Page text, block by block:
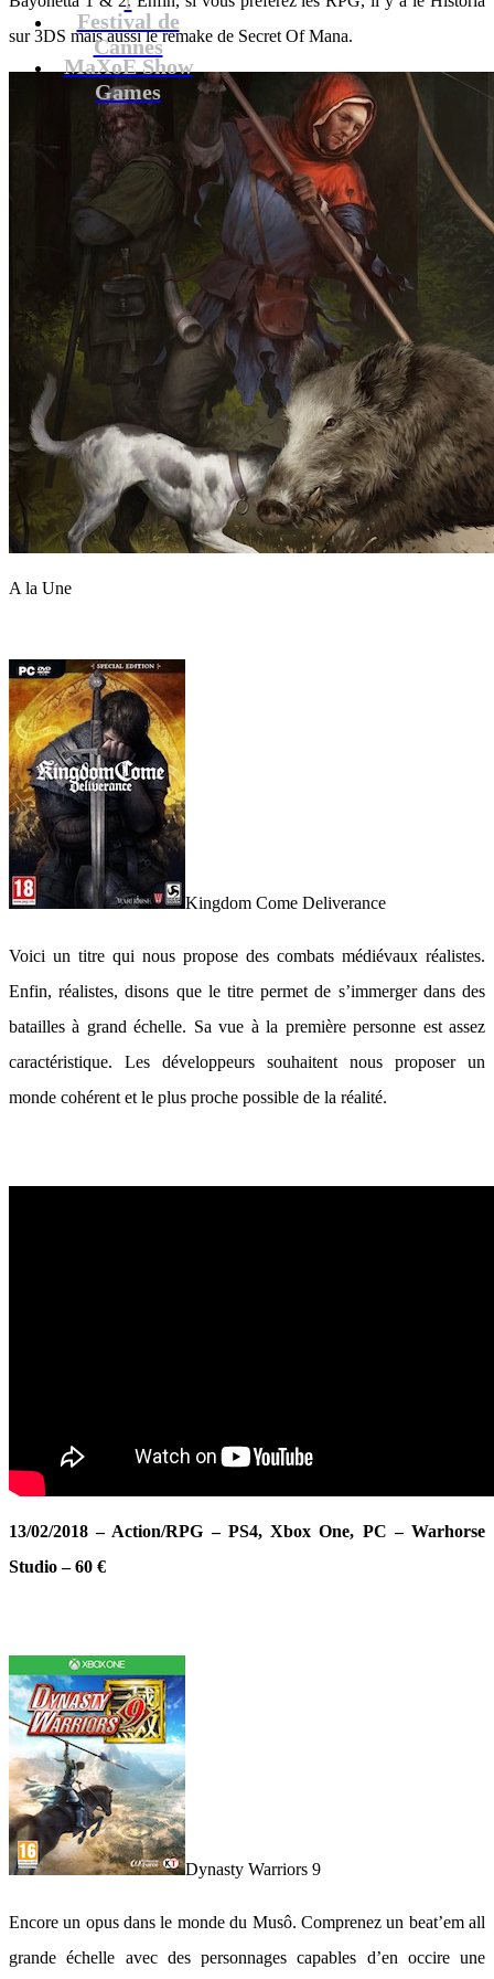
Festival de
Cannes
MaXoE Show
Games
sur 3DS mais aussi le remake de Secret Of Mana.
A la Une
Kingdom Come Deliverance
Voici un titre qui nous propose des combats médiévaux réalistes.
Enfin, réalistes, disons que le titre permet de s’immerger dans des
batailles à grand échelle. Sa vue à la première personne est assez
caractéristique. Les développeurs souhaitent nous proposer un
monde cohérent et le plus proche possible de la réalité.
13/02/2018 – Action/RPG – PS4, Xbox One, PC – Warhorse
Studio – 60 €
Dynasty Warriors 9
Encore un opus dans le monde du Musô. Comprenez un beat’em all
grande échelle avec des personnages capables d’en occire une